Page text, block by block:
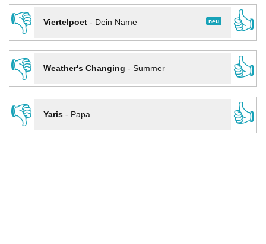
👎
neu
Viertelpoet- Dein Name
👍
👎
Weather's Changing - Summer
👍
👎
Yaris- Papa 👍